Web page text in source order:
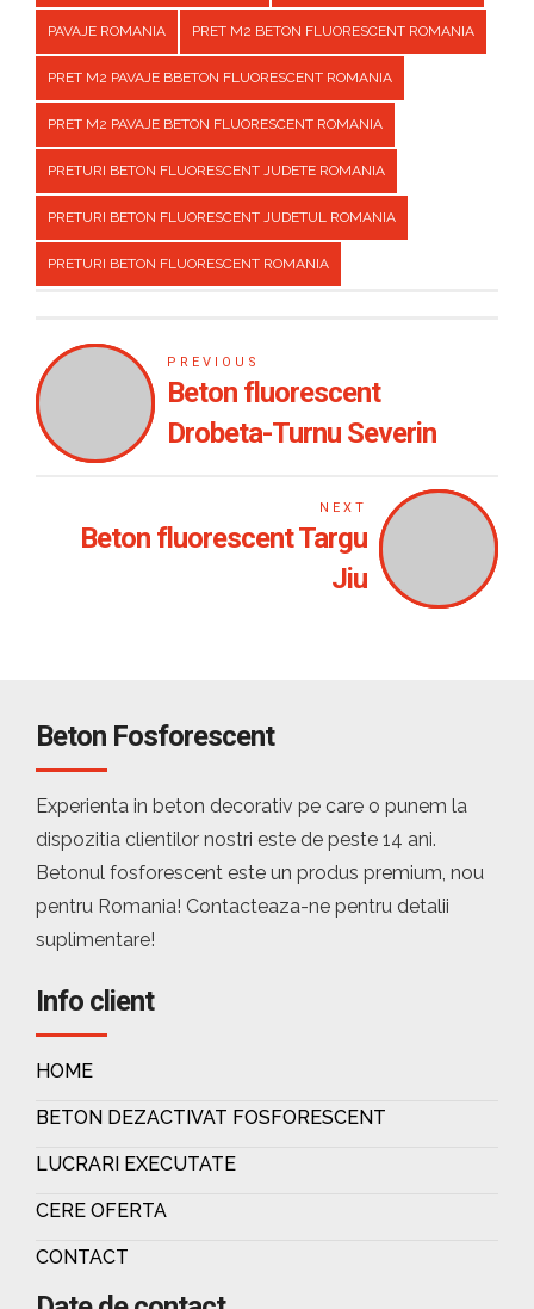
PAVAJE ROMANIA PRET M2 BETON FLUORESCENT ROMANIA
PRET M2 PAVAJE BBETON FLUORESCENT ROMANIA
PRET M2 PAVAJE BETON FLUORESCENT ROMANIA
PRETURI BETON FLUORESCENT JUDETE ROMANIA
PRETURI BETON FLUORESCENT JUDETUL ROMANIA
PRETURI BETON FLUORESCENT ROMANIA
PREVIOUS
Beton fluorescent
Drobeta-Turnu Severin
NEXT
Beton fluorescent Targu
Jiu
Beton Fosforescent
Experienta in beton decorativ pe care o punem la
dispozitia clientilor nostri este de peste 14 ani.
Betonul fosforescent este un produs premium, nou
pentru Romania! Contacteaza-ne pentru detalii
suplimentare!
Info client
HOME
BETON DEZACTIVAT FOSFORESCENT
LUCRARI EXECUTATE
CERE OFERTA
CONTACT